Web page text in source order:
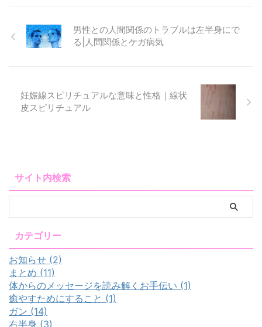
男性との人間関係のトラブルは左半身にで
る|人間関係とケガ病気
妊娠線スピリチュアルな意味と性格｜線状
皮スピリチュアル
サイト内検索
カテゴリー
お知らせ (2)
まとめ (11)
体からのメッセージを読み解くお手伝い (1)
癒やすためにすること (1)
ガン (14)
右半身 (3)